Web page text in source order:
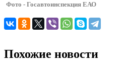
Фото - Госавтоинспекция ЕАО
Похожие новости